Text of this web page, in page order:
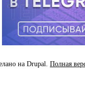
на Drupal. Полная